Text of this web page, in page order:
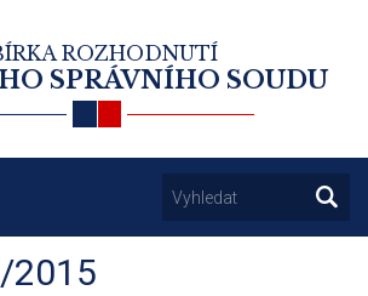
ROZHODNUTÍ
SPRÁVNÍHO SOUDU
2015